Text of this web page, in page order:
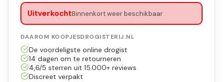
UitverkochtBinnenkort weer beschikbaar
DAAROM KOOPJESDROGISTERIJ.NL
De voordeligste online drogist
14 dagen om te retourneren
4,6/5 sterren uit 15.000+ reviews
Discreet verpakt